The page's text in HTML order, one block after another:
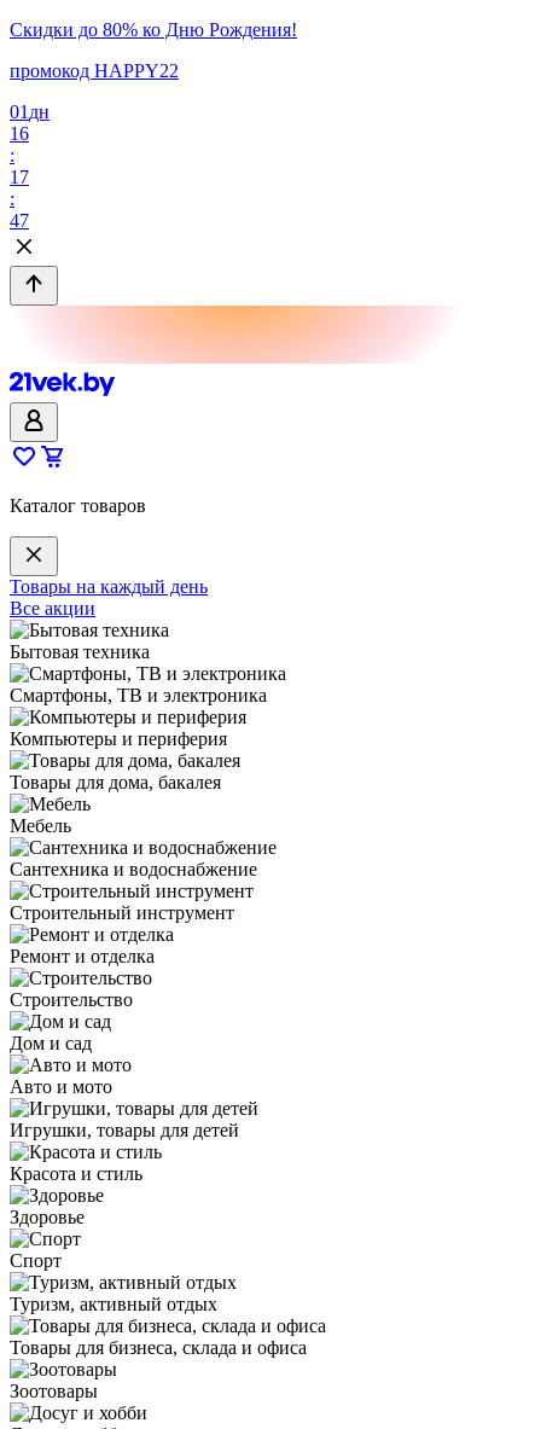
Скидки до 80% ко Дню Рождения!
промокод HAPPY22
01 дн
16
:
17
:
47
Каталог товаров
Товары на каждый день
Все акции
Бытовая техника
Смартфоны, ТВ и электроника
Компьютеры и периферия
Товары для дома, бакалея
Мебель
Сантехника и водоснабжение
Строительный инструмент
Ремонт и отделка
Строительство
Дом и сад
Авто и мото
Игрушки, товары для детей
Красота и стиль
Здоровье
Спорт
Туризм, активный отдых
Товары для бизнеса, склада и офиса
Зоотовары